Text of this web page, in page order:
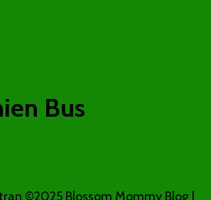
Bus
©2025 Blossom Mommy Blog |